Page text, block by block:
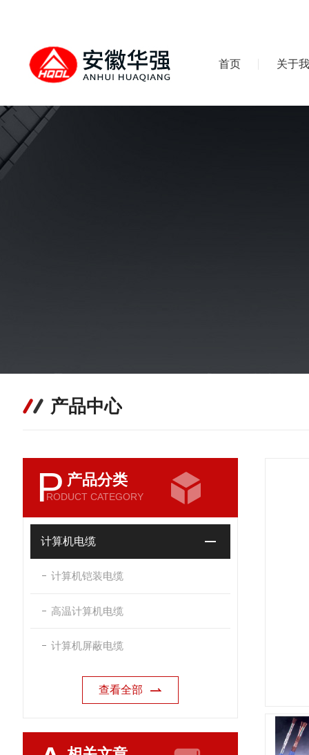
首页 关于
产品中心
P 产品分类
RODUCT CATEGORY
计算机电缆
计算机铠装电缆
高温计算机电缆
计算机屏蔽电缆
查看全部